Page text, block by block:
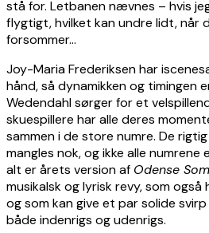
stå for. Letbanen nævnes – hvis
flygtigt, hvilket kan undre lidt, når
forsommer…
Joy-Maria Frederiksen har
hånd, så dynamikken og timingen
Wedendahl sørger for et
skuespillere har alle deres
sammen i de store numre. De
mangles nok, og ikke alle numrene
alt er årets version af Odense
musikalsk og lyrisk revy, som
og som kan give et par solide
både indenrigs og udenrigs.